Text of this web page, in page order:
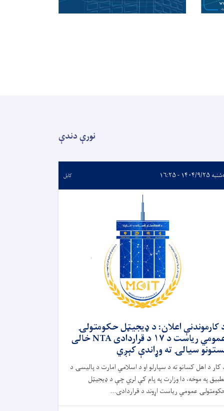
نورې دندې
۹/۲۵ - ۱۶:۲۵ کابل
کارموندنې اعلان: د ډیجیټل حکومتولۍ
عمومي ریاست د ۱۷ د قراردادی NTA خالی
سیالۍ ته وړاندې کېږي
کار د اهل کسانو ته د سپارلو او د اسلامي امارت د پالیسۍ د
په موخه، دا وزارت په پام کې لري چې د ډیجیټل
عمومي ریاست اړوند د قراردادی...